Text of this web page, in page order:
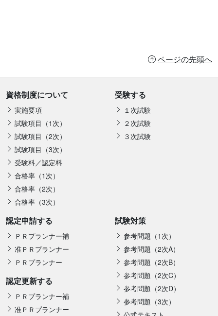
ページの先頭へ
資格制度について
実施要項
試験項目（1次）
試験項目（2次）
試験項目（3次）
受験料／認定料
合格率（1次）
合格率（2次）
合格率（3次）
受験する
１次試験
２次試験
３次試験
認定申請する
ＰＲプランナー補
准ＰＲプランナー
ＰＲプランナー
認定更新する
ＰＲプランナー補
准ＰＲプランナー
試験対策
参考問題（1次）
参考問題（2次A）
参考問題（2次B）
参考問題（2次C）
参考問題（2次D）
参考問題（3次）